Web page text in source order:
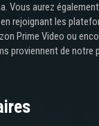
Vous aurez
en rejoignant les
Prime Video ou
proviennent de notre